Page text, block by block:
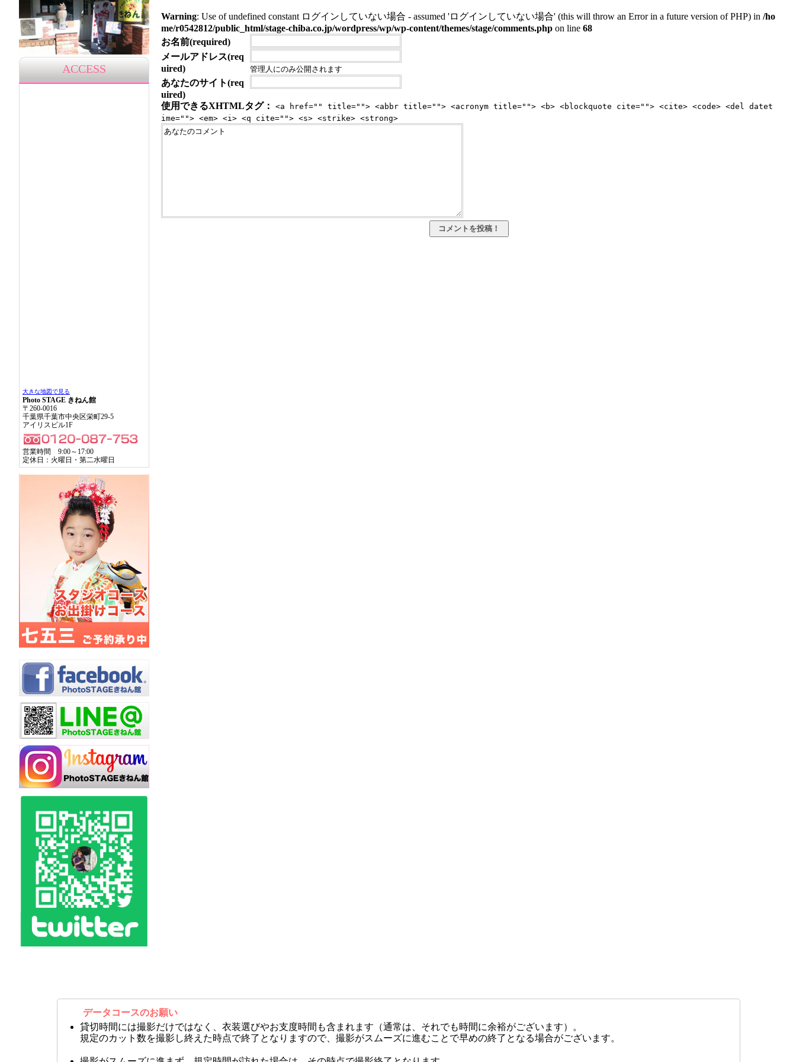
ACCESS
大きな地図で見る
Photo STAGE きねん館
〒260-0016
千葉県千葉市中央区栄町29-5
アイリスビル1F
営業時間 9:00～17:00
定休日：火曜日・第二水曜日
Warning: Use of undefined constant ログインしていない場合 - assumed 'ログインしていない場合' (this will throw an Error in a future version of PHP) in /ho
me/r0542812/public_html/stage-chiba.co.jp/wordpress/wp/wp-content/themes/stage/comments.php on line 68
お名前(required)
メールアドレス(req
uired)
管理人にのみ公開されます
あなたのサイト(req
uired)
使用できるXHTMLタグ：
<a href="" title=""> <abbr title=""> <acronym title=""> <b> <blockquote cite=""> <cite> <code> <del datet
ime=""> <em> <i> <q cite=""> <s> <strike> <strong>
データコースのお願い
貸切時間には撮影だけではなく、衣装選びやお支度時間も含まれます（通常は、それでも時間に余裕がございます）。
規定のカット数を撮影し終えた時点で終了となりますので、撮影がスムーズに進むことで早めの終了となる場合がございます。